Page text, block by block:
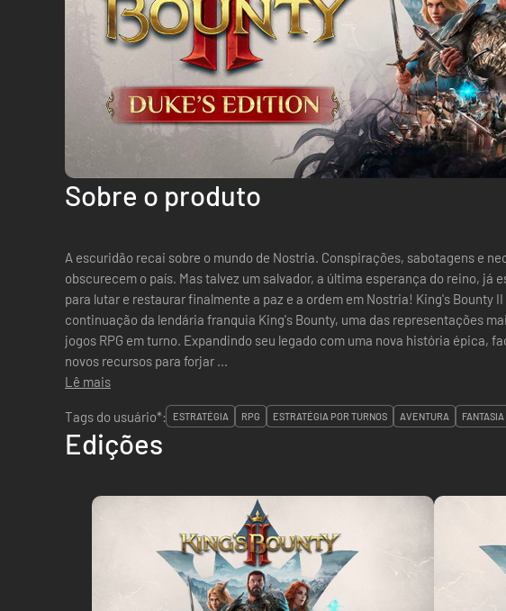
Sobre o produto
A escuridão recai sobre o mundo de Nostria. Conspirações, sabotagens e
obscurecem o país. Mas talvez um salvador, a última esperança do reino, já
para lutar e restaurar finalmente a paz e a ordem em Nostria! King's Bounty
continuação da lendária franquia King's Bounty, uma das representações
jogos RPG em turno. Expandindo seu legado com uma nova história épica,
novos recursos para forjar ...
Lê mais
Tags do usuário*:
ESTRATÉGIA RPG ESTRATÉGIA POR TURNOS AVENTURA FANTASIA
Edições